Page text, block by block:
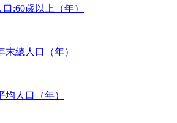
:60歲以上（年）
末總人口（年）
均人口（年）